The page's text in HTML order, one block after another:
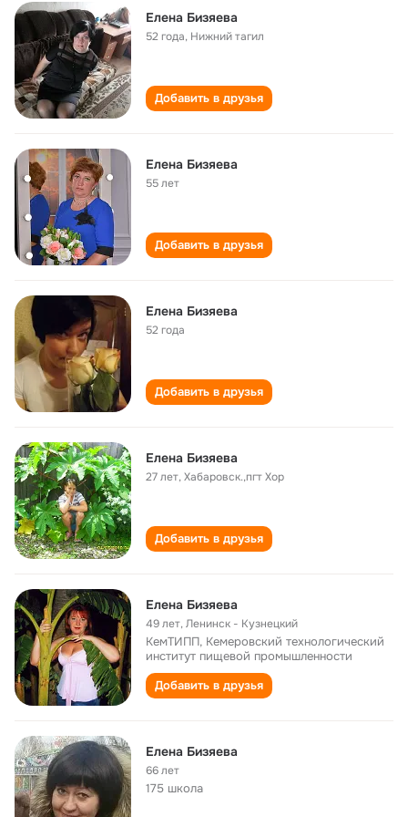
Елена Бизяева
52 года, Нижний тагил
Добавить в друзья
Елена Бизяева
55 лет
Добавить в друзья
Елена Бизяева
52 года
Добавить в друзья
Елена Бизяева
27 лет,Хабаровск.,пгт Хор
Добавить в друзья
Елена Бизяева
49 лет,Ленинск - Кузнецкий
КемТИПП, Кемеровский технологический
институт пищевой промышленности
Добавить в друзья
Елена Бизяева
66 лет
175 школа